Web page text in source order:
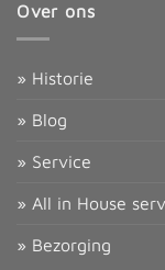
Over ons
» Historie
» Blog
» Service
» All in House
» Bezorging